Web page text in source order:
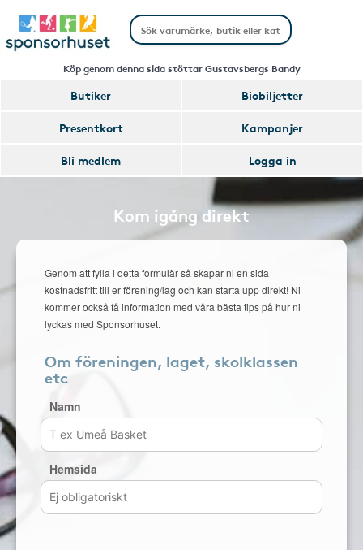
Köp genom denna sida stöttar Gustavsbergs Bandy
Butiker
Biobiljetter
Presentkort
Kampanjer
Bli medlem
Logga in
Kom igång direkt
Genom att fylla i detta formulär så skapar ni en sida
kostnadsfritt till er förening/lag och kan starta upp direkt! Ni
kommer också få information med våra bästa tips på hur ni
lyckas med Sponsorhuset.
Om föreningen, laget, skolklassen
etc
Namn
Hemsida